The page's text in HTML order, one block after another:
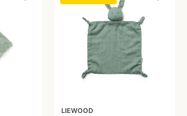
LIEWOOD